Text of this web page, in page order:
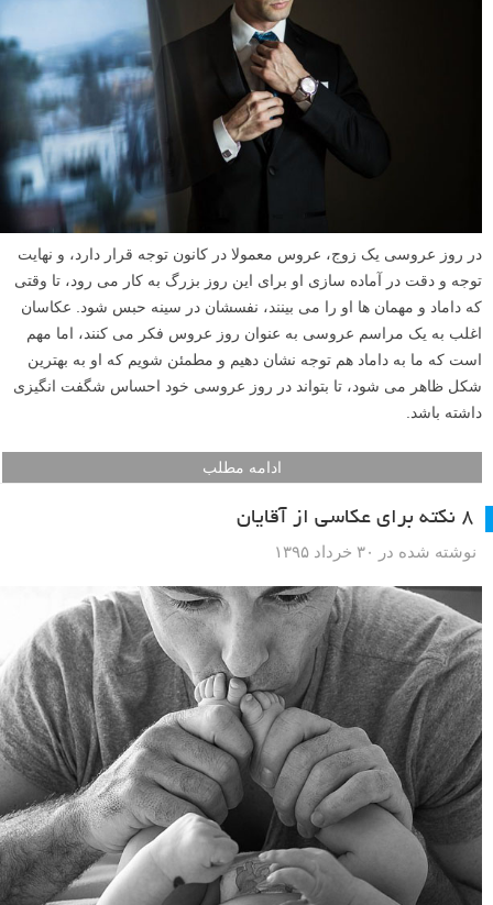
در روز عروسی یک زوج، عروس معمولا در کانون توجه قرار دارد، و نهایت
توجه و دقت در آماده سازی او برای این روز بزرگ به کار می رود، تا وقتی
که داماد و مهمان ها او را می بینند، نفسشان در سینه حبس شود. عکاسان
اغلب به یک مراسم عروسی به عنوان روز عروس فکر می کنند، اما مهم
است که ما به داماد هم توجه نشان دهیم و مطمئن شویم که او به بهترین
شکل ظاهر می شود، تا بتواند در روز عروسی خود احساس شگفت انگیزی
داشته باشد.
ادامه مطلب
۸ نکته برای عکاسی از آقایان
نوشته شده در ۳۰ خرداد ۱۳۹۵